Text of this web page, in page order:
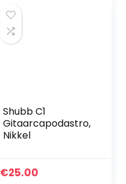
Shubb C1
Gitaarcapodastro,
Nikkel
€25.00